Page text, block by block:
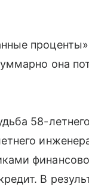
она
58-
В